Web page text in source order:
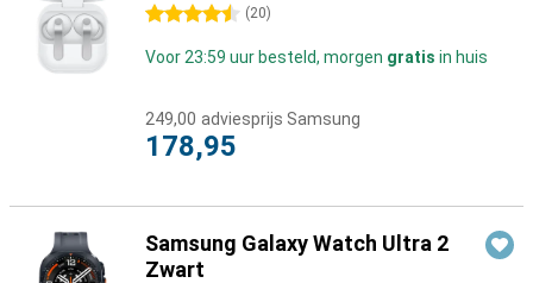
4.5 sterren (20)
Voor 23:59 uur besteld, morgen gratis in huis
249,00 adviesprijs Samsung
178,95
Samsung Galaxy Watch Ultra 2
Zwart